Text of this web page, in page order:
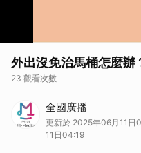
外出沒免治馬桶怎麼辦
23 觀看次數
全國廣播
更新於 2025年06月11日
11日04:19